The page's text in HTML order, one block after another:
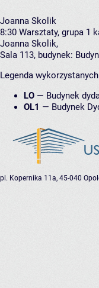
Joanna Skolik
8:30 Warsztaty, grupa 1
Joanna Skolik,
Sala 113, budynek:
Legenda
LO — Budynek
OL1 — Budynek
pl. Kopernika 11a, 45-040